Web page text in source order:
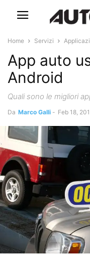
Home Servizi
App auto
Android
Quali sono le migliori
Da Marco Galli - Feb 18,